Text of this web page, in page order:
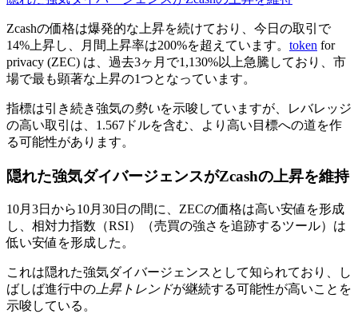
Zcashの価格は爆発的な上昇を続けており、今日の取引で
14%上昇し、月間上昇率は200%を超えています。 token for
privacy (ZEC) は、過去3ヶ月で1,130%以上急騰しており、市
場で最も顕著な上昇の1つとなっています。
指標は引き続き強気の勢いを示唆していますが、レバレッジ
の高い取引は、1.567ドルを含む、より高い目標への道を作
る可能性があります。
隠れた強気ダイバージェンスがZcashの上昇を維持
10月3日から10月30日の間に、ZECの価格は高い安値を形成
し、相対力指数（RSI）（売買の強さを追跡するツール）は
低い安値を形成した。
これは隠れた強気ダイバージェンスとして知られており、し
ばしば進行中の 上昇トレンドが継続する可能性が高いことを
示唆している。